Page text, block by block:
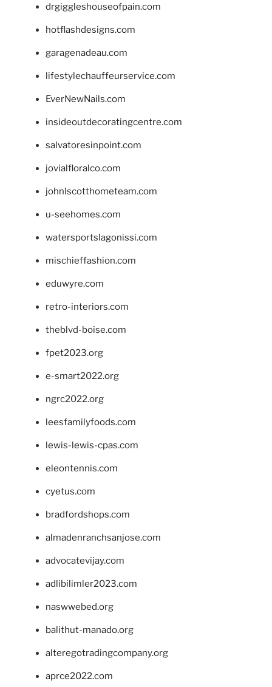
drgiggleshouseofpain.com
hotflashdesigns.com
garagenadeau.com
lifestylechauffeurservice.com
EverNewNails.com
insideoutdecoratingcentre.com
salvatoresinpoint.com
jovialfloralco.com
johnlscotthometeam.com
u-seehomes.com
watersportslagonissi.com
mischieffashion.com
eduwyre.com
retro-interiors.com
theblvd-boise.com
fpet2023.org
e-smart2022.org
ngrc2022.org
leesfamilyfoods.com
lewis-lewis-cpas.com
eleontennis.com
cyetus.com
bradfordshops.com
almadenranchsanjose.com
advocatevijay.com
adlibilimler2023.com
naswwebed.org
balithut-manado.org
alteregotradingcompany.org
aprce2022.com